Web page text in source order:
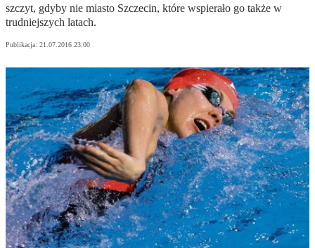
szczyt, gdyby nie miasto Szczecin, które wspierało go także w
trudniejszych latach.
Publikacja: 21.07.2016 23:00